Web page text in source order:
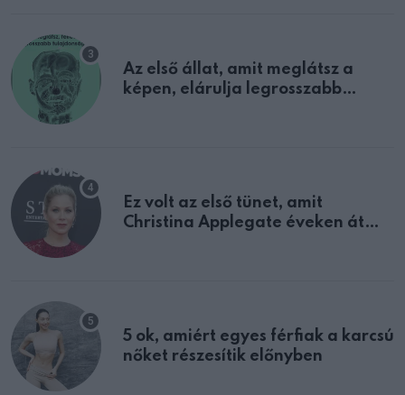
Az első állat, amit meglátsz a
képen, elárulja legrosszabb
Ez volt az első tünet, amit
Christina Applegate éveken át
5 ok, amiért egyes férfiak a karcsú
nőket részesítik előnyben